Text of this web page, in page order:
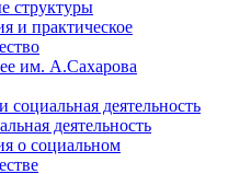
структуры
и практическое
им. А.Сахарова
социальная деятельность
деятельность
о социальном